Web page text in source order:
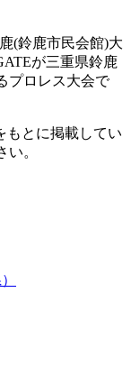
(鈴鹿市民会館)大
が三重県鈴鹿
プロレス大会で
もとに掲載してい
。